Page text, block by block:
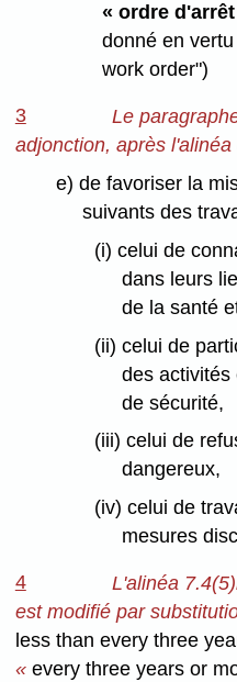
« ordre
donné en
work order")
3
Le
adjonction, après
e) de favoriser la
suivants des
(i) celui de
dans leurs
de la santé
(ii) celui de
des activités
de sécurité,
(iii) celui de
dangereux,
(iv) celui de
mesures
4
L'alinéa
est modifié par
less than every three
« every three years or